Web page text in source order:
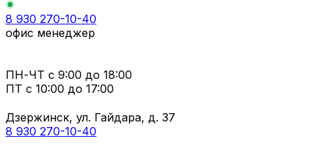
8 930 270-10-40
офис менеджер
ПН-ЧТ с 9:00 до 18:00
ПТ с 10:00 до 17:00
Дзержинск, ул. Гайдара, д. 37
8 930 270-10-40